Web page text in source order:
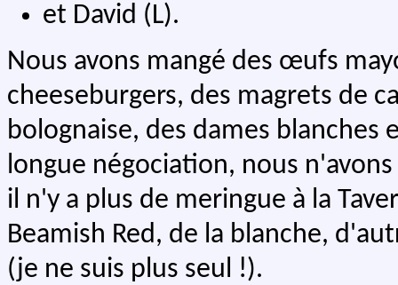
et David (L).
Nous avons mangé des œufs
cheeseburgers, des magrets de
bolognaise, des dames
longue négociation, nous
il n'y a plus de meringue à la
Beamish Red, de la blanche,
(je ne suis plus seul !).